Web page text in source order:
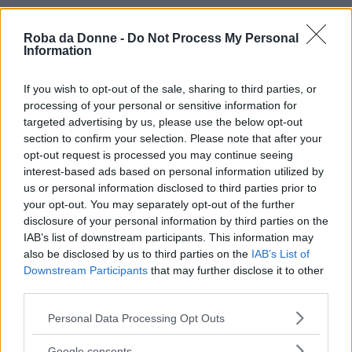
Roba da Donne - Do Not Process My Personal
Information
If you wish to opt-out of the sale, sharing to third parties, or
processing of your personal or sensitive information for
targeted advertising by us, please use the below opt-out
section to confirm your selection. Please note that after your
opt-out request is processed you may continue seeing
interest-based ads based on personal information utilized by
us or personal information disclosed to third parties prior to
your opt-out. You may separately opt-out of the further
disclosure of your personal information by third parties on the
IAB’s list of downstream participants. This information may
also be disclosed by us to third parties on the IAB’s List of
Downstream Participants that may further disclose it to other
Please note that this website/app uses one or more Google
not limited to your visit or usage behaviour. You may click to
Personal Data Processing Opt Outs
Il rientro in città può essere segnato anche dalle
sfumature più fredde, e così
capelli per l’autunno/inverno 2020/2021.
Semplice comprendere il motivo per cui
conquista (e conquisterà) così tante fan: si tratta
di un biondo, ma non il solito. Argentato? Sì,
ma non eccessivamente grigio. Castano? Sì, ma
non così scuro.Trae ispirazione direttamente
dalla naturainvitando chi lo sceglie ad
abbandonare gli schemi e lanciarsi in nuove
Questo colore èil risultato di un mix